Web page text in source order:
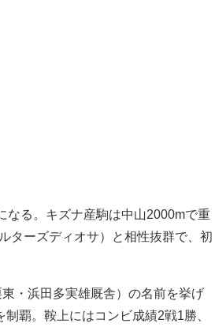
る。キズナ産駒は中山2000mで重
ターズディオサ）と相性抜群で、初
東・浜田多実雄厩舎）の名前を挙げ
覇。鞍上にはコンビ成績2戦1勝、